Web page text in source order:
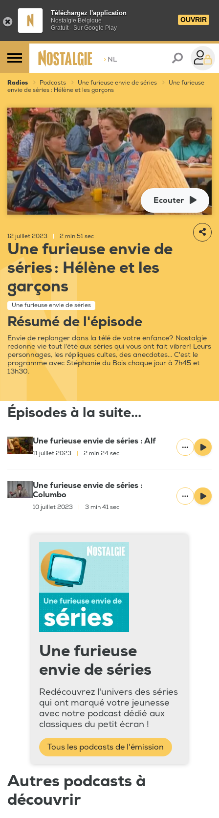
Téléchargez l'application
Nostalgie Belgique
Gratuit - Sur Google Play
OUVRIR
> NL
Radios Podcasts Une furieuse envie de séries
Une furieuse
envie de séries : Hélène et les garçons
Ecouter
12 juillet 2023 2 min 51 sec
Une furieuse envie de
séries : Hélène et les
garçons
Une furieuse envie de séries
Résumé de l'épisode
Envie de replonger dans la télé de votre enfance? Nostalgie
redonne vie tout l'été aux séries qui vous ont fait vibrer! Leurs
personnages, les répliques cultes, des anecdotes... C'est le
programme avec Stéphanie du Bois chaque jour à 7h45 et
13h30.
Épisodes à la suite...
Une furieuse envie de séries : Alf
11 juillet 2023 2 min 24 sec
Une furieuse envie de séries :
Columbo
10 juillet 2023 3 min 41 sec
Une furieuse
envie de séries
Redécouvrez l'univers des séries
qui ont marqué votre jeunesse
avec notre podcast dédié aux
classiques du petit écran !
Tous les podcasts de l'émission
Autres podcasts à
découvrir